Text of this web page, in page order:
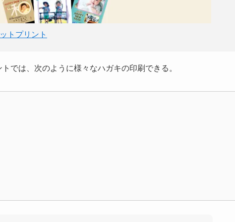
トプリント
では、次のように様々なハガキの印刷できる。